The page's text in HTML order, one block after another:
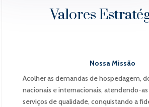
Valores
Nossa Missão
Acolher as demandas de hospedagem,
nacionais e internacionais, atendendo-
serviços de qualidade, conquistando a